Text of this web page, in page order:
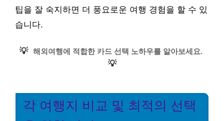
팁을 잘 숙지하면 더 풍요로운 여행 경험을 할 수 있
습니다.
💡 해외여행에 적합한 카드 선택 노하우를 알아보세요.
💡
각 여행지 비교 및 최적의 선택